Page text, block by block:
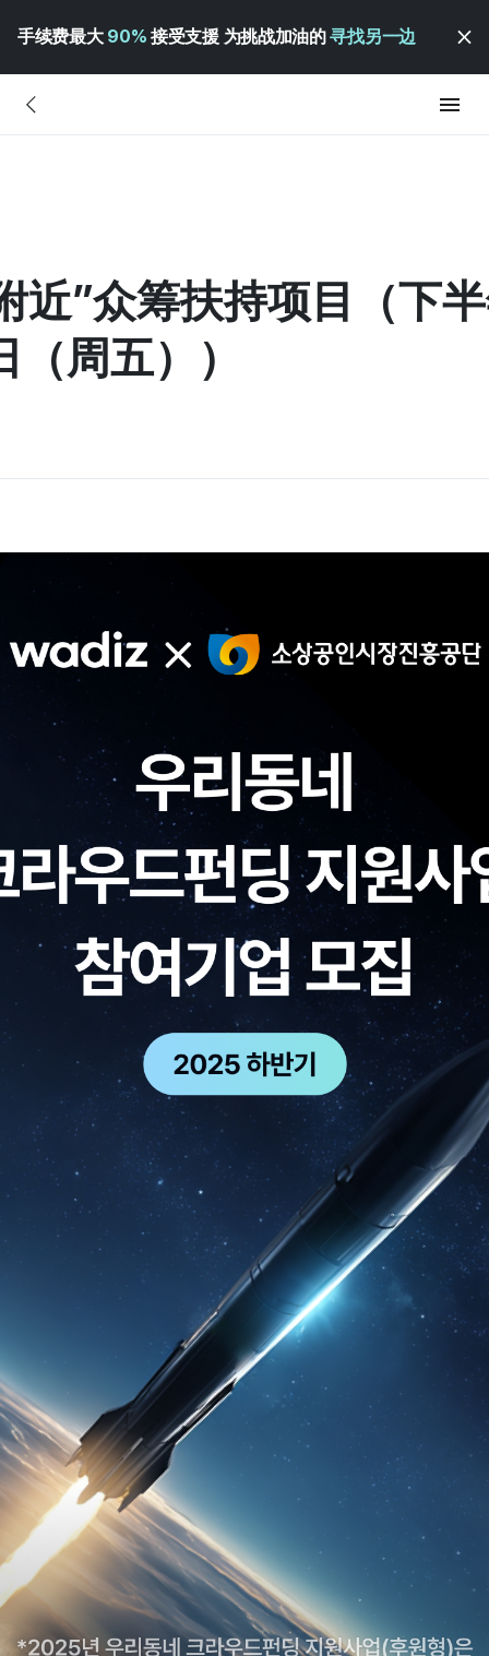
手续费最大 90% 接受支援 为挑战加油的寻找另一边
近”众筹扶持项目（下
周五））